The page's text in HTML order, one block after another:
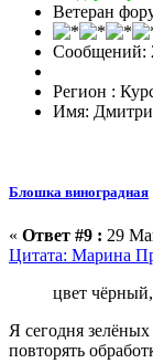
Ветеран
Сообщений:
Регион :
Имя:
Блошка виноградная
« Ответ #9 : 29
Цитата: Марина
цвет
Я сегодня
повторять